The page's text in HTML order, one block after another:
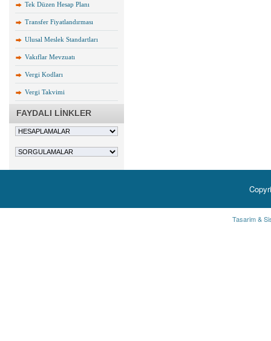
Tek Düzen Hesap Planı
Transfer Fiyatlandırması
Ulusal Meslek Standartları
Vakıflar Mevzuatı
Vergi Kodları
Vergi Takvimi
FAYDALI LİNKLER
Tasarim &